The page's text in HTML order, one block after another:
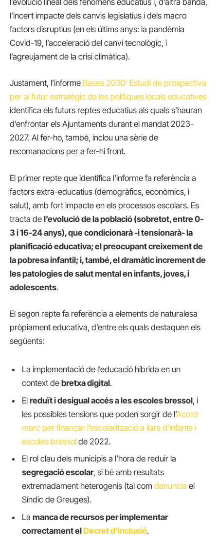
l’evolució lineal dels fenòmens educatius i, d’altra banda,
l’incert impacte dels canvis legislatius i dels macro
factors disruptius (en els últims anys: la pandèmia
Covid-19, l’acceleració del canvi tecnològic, i
l’agreujament de la crisi climàtica).
Justament, l’informe Bases 2030: Estudi de prospectiva
per al futur estratègic de les polítiques locals educatives
identifica els futurs reptes educatius als quals s’hauran
d’enfrontar els Ajuntaments durant el mandat 2023-
2027. Al fer-ho, també, inclou una sèrie de
recomanacions per a fer-hi front.
El primer repte que identifica l’informe fa referència a
factors extra-educatius (demogràfics, econòmics, i
salut), amb fort impacte en els processos escolars. Es
tracta de l’evolució de la població (sobretot, entre 0-
3 i 16-24 anys), que condicionarà -i tensionarà- la
planificació educativa; el preocupantcreixement de
la pobresa infantil; i, també, el dramàtic increment de
les patologies de salut mental en infants, joves, i
adolescents.
El segon repte fa referència a elements de naturalesa
pròpiament educativa, d’entre els quals destaquen els
següents:
La implementació de l’educació híbrida en un
context de bretxa digital.
El reduït i desigual accés a les escoles bressol, i
les possibles tensions que poden sorgir de l’Acord
marc per finançar l’escolarització a llars d’infants i
escoles bressol de 2022.
El rol clau dels municipis a l’hora de reduir la
segregació escolar, si bé amb resultats
extremadament heterogenis (tal com denuncia el
Síndic de Greuges).
La manca de recursos per implementar
correctament elDecret d’inclusió.